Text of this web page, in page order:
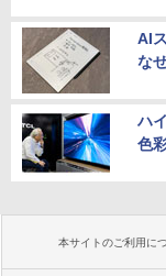
AI
な
ハ
色
本サイトのご利用に